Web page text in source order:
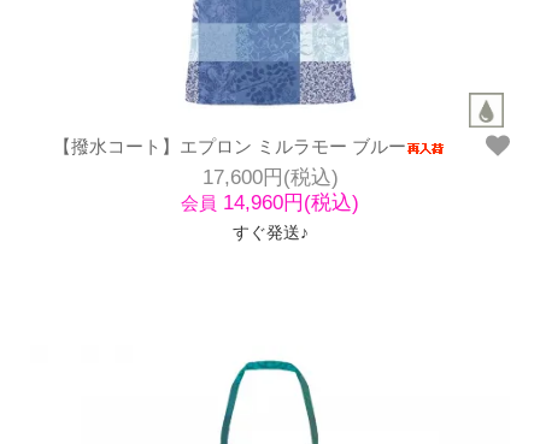
【撥水コート】エプロン ミルラモー ブルー
17,600円(税込)
会員 14,960円(税込)
すぐ発送♪